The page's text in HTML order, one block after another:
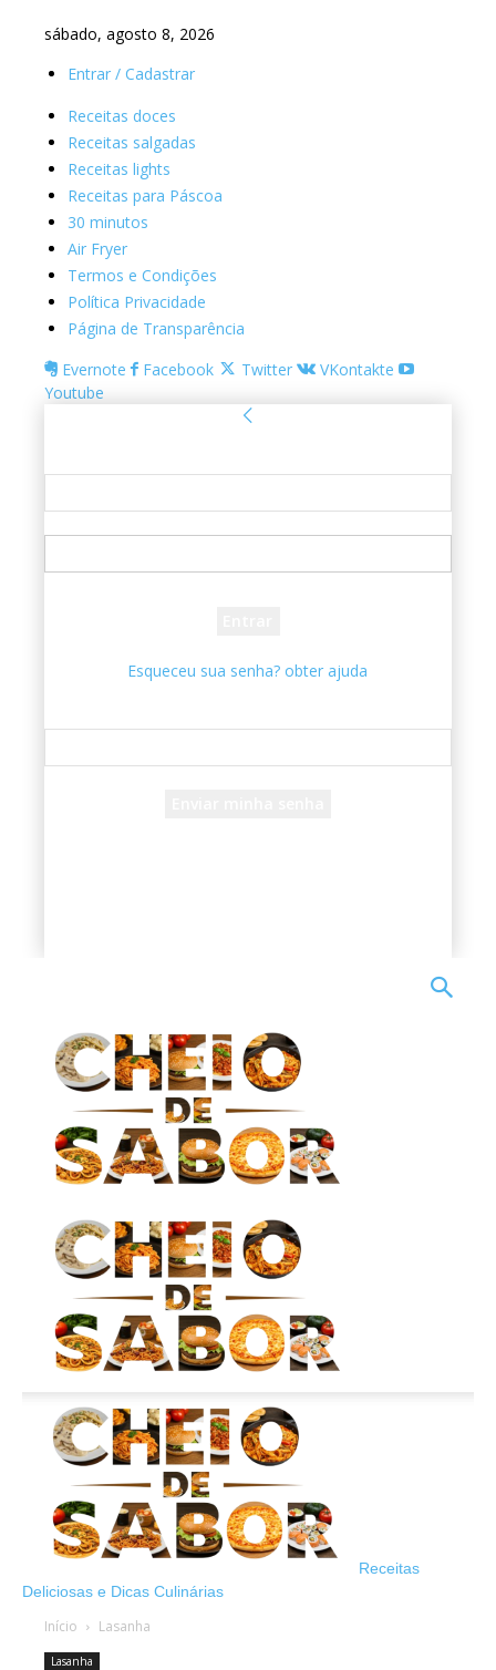
sábado, agosto 8, 2026
Entrar / Cadastrar
Receitas doces
Receitas salgadas
Receitas lights
Receitas para Páscoa
30 minutos
Air Fryer
Termos e Condições
Política Privacidade
Página de Transparência
Evernote
Facebook Twitter
VKontakte
Youtube
Esqueceu sua senha? obter ajuda
Receitas
Deliciosas e Dicas Culinárias
Início Lasanha
Lasanha